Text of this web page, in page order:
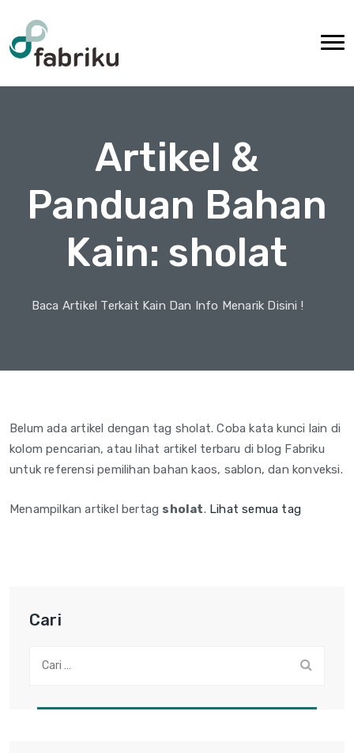
Artikel &
Panduan Bahan
Kain: sholat
Baca Artikel Terkait Kain Dan Info Menarik Disini !
Belum ada artikel dengan tag sholat. Coba kata kunci lain di
kolom pencarian, atau lihat artikel terbaru di blog Fabriku
untuk referensi pemilihan bahan kaos, sablon, dan konveksi.
Menampilkan artikel bertag sholat. Lihat semua tag
Cari